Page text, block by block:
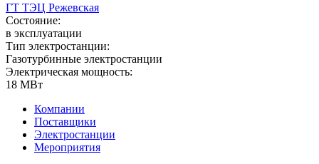
ГТ ТЭЦ Режевская
Состояние:
в эксплуатации
Тип электростанции:
Газотурбинные электростанции
Электрическая мощность:
18 МВт
Компании
Поставщики
Электростанции
Мероприятия